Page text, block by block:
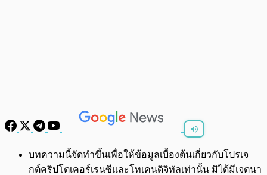
พร้อมเล่น 0:00/0:00
บทความนี้จัดทำขึ้นเพื่อให้ข้อมูลเบื้องต้นเกี่ยวกับโปรเจ
กต์คริปโตเคอร์เรนซีและโทเคนดิจิทัลเท่านั้น มิได้มีเจตนา